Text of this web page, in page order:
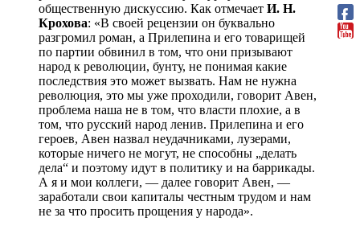
общественную дискуссию. Как отмечает И. Н.
Крохова: «В своей рецензии он буквально
разгромил роман, а Прилепина и его товарищей
по партии обвинил в том, что они призывают
народ к революции, бунту, не понимая какие
последствия это может вызвать. Нам не нужна
революция, это мы уже проходили, говорит Авен,
проблема наша не в том, что власти плохие, а в
том, что русский народ ленив. Прилепина и его
героев, Авен назвал неудачниками, лузерами,
которые ничего не могут, не способны „делать
дела“ и поэтому идут в политику и на баррикады.
А я и мои коллеги, — далее говорит Авен, —
заработали свои капиталы честным трудом и нам
не за что просить прощения у народа».